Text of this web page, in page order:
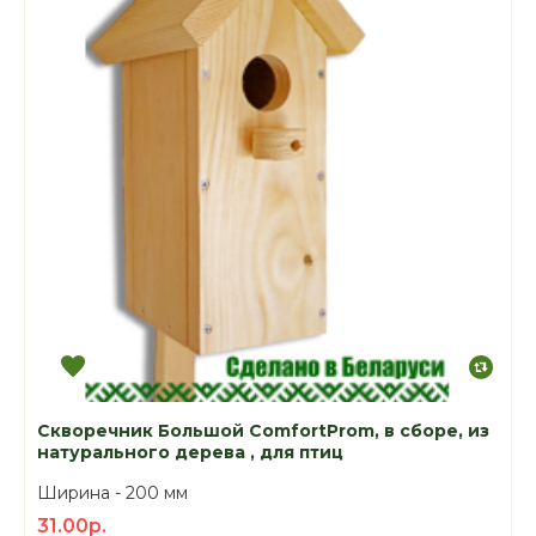
Скворечник Большой ComfortProm, в сборе, из
натурального дерева , для птиц
Ширина - 200 мм
31.00р.